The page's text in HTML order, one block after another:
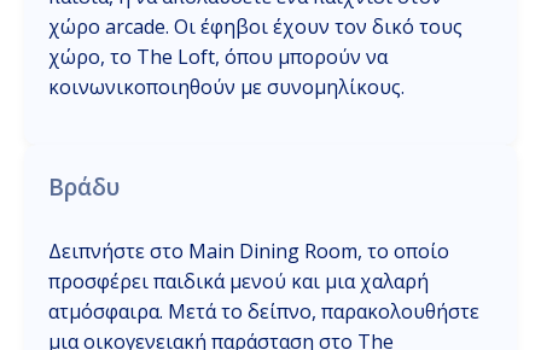
χώρο arcade. Οι έφηβοι έχουν τον δικό τους
χώρο, το The Loft, όπου μπορούν να
κοινωνικοποιηθούν με συνομηλίκους.
Βράδυ
Δειπνήστε στο Main Dining Room, το οποίο
προσφέρει παιδικά μενού και μια χαλαρή
ατμόσφαιρα. Μετά το δείπνο, παρακολουθήστε
μια οικογενειακή παράσταση στο The